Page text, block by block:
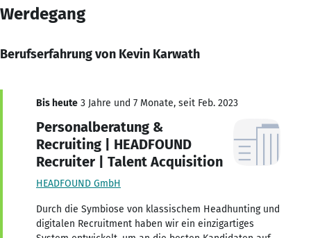
Werdegang
Berufserfahrung von Kevin Karwath
Bis heute 3 Jahre und 7 Monate, seit Feb. 2023
Personalberatung &
Recruiting | HEADFOUND
Recruiter | Talent Acquisition
HEADFOUND GmbH
Durch die Symbiose von klassischem Headhunting und
digitalen Recruitment haben wir ein einzigartiges